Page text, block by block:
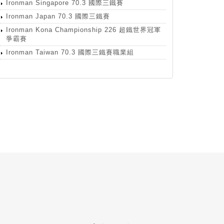
Ironman Singapore 70.3 國際三鐵賽
Ironman Japan 70.3 國際三鐵賽
Ironman Kona Championship 226 超鐵世界冠軍
爭霸賽
Ironman Taiwan 70.3 國際三鐵賽職業組